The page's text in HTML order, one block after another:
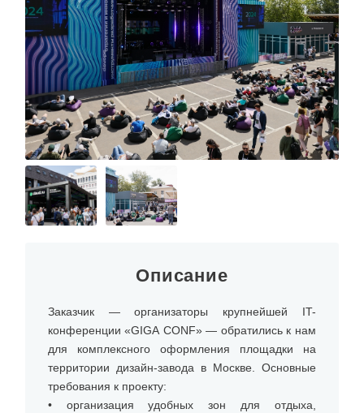
Описание
Заказчик — организаторы крупнейшей IT-
конференции «GIGA CONF» — обратились к нам
для комплексного оформления площадки на
территории дизайн-завода в Москве. Основные
требования к проекту:
• организация удобных зон для отдыха,